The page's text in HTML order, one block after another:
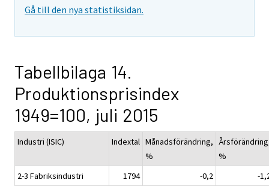
Gå till den nya statistiksidan.
Tabellbilaga 14.
Produktionsprisindex
1949=100, juli 2015
Industri (ISIC) Indextal Månadsförändring,
%
%
2-3 Fabriksindustri
1794 -0,2
-